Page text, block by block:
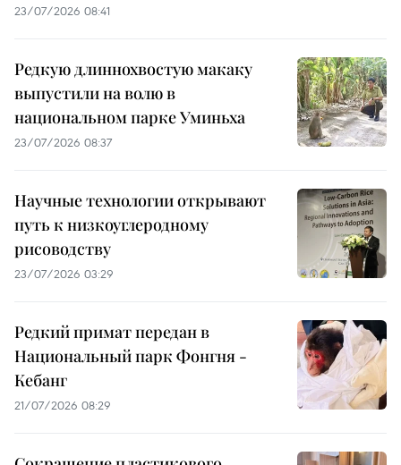
23/07/2026 08:41
Редкую длиннохвостую макаку
выпустили на волю в
национальном парке Уминьха
23/07/2026 08:37
Научные технологии открывают
путь к низкоуглеродному
рисоводству
23/07/2026 03:29
Редкий примат передан в
Национальный парк Фонгня -
Кебанг
21/07/2026 08:29